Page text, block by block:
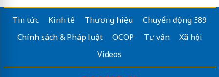
Tin tức Kinh tế Thương hiệu
Chuyển động 389
Chính sách & Pháp luật
OCOP Tư vấn
Xã hội
Videos